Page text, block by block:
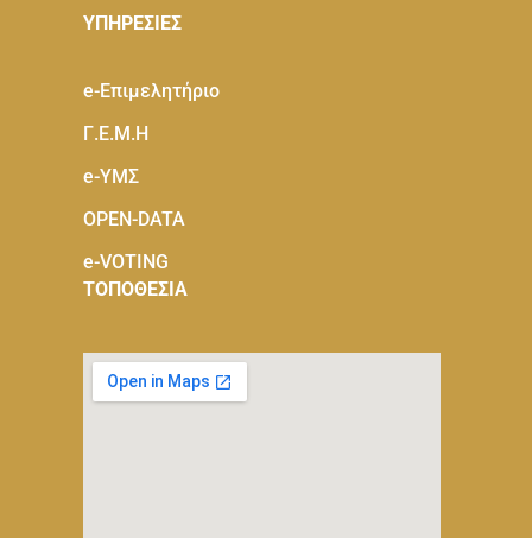
ΥΠΗΡΕΣΙΕΣ
e-Eπιμελητήριο
Γ.Ε.Μ.Η
e-ΥΜΣ
OPEN-DATA
e-VOTING
ΤΟΠΟΘΕΣΙΑ